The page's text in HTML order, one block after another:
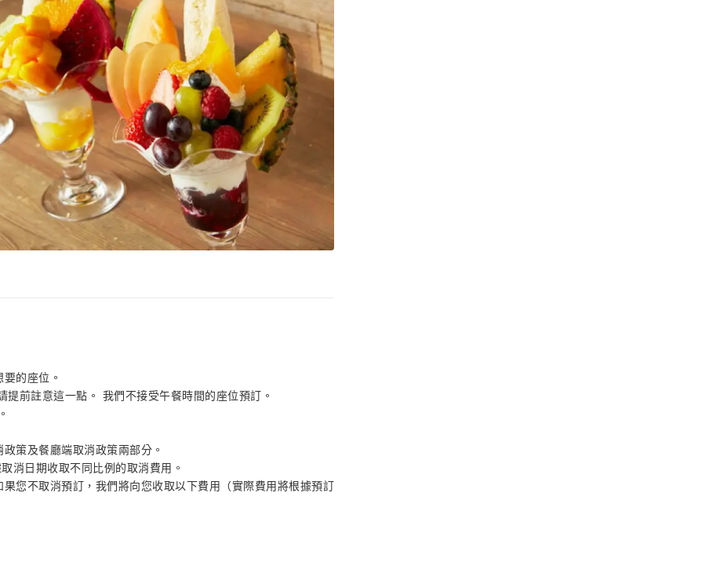
的座位。
提前註意這一點。 我們不接受午餐時間的座位預訂。
策及餐廳端取消政策兩部分。
消日期收取不同比例的取消費用。
您不取消預訂，我們將向您收取以下費用（實際費用將根據預訂